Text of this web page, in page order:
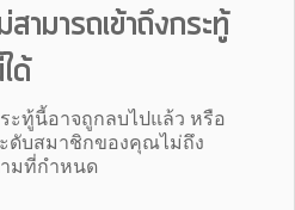
สามารถเข้าถึงกระทู้
ด้
ะทู้นี้อาจถูกลบไปแล้ว หรือ
ดับสมาชิกของคุณไม่ถึง
มที่กำหนด